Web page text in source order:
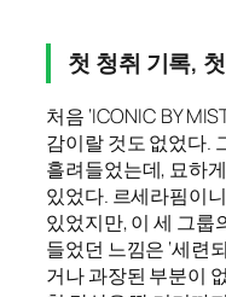
첫 청취 기록,
처음 ‘ICONIC BY
감이랄 것도 없었다.
흘려들었는데, 묘하
있었다. 르세라핌이
있었지만, 이 세 그룹
들었던 느낌은 ‘세련
거나 과장된 부분이